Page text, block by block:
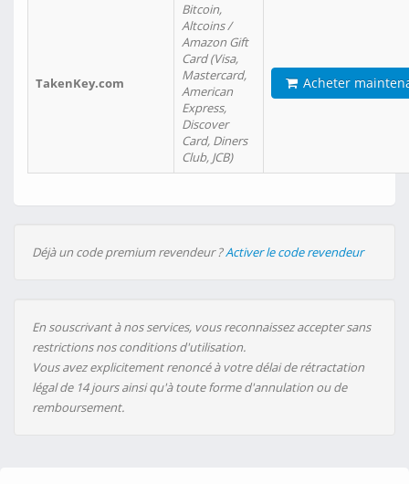
TakenKey.com
Bitcoin,
Altcoins /
Amazon Gift
Card (Visa,
Mastercard,
American
Express,
Discover
Card, Diners
Club, JCB)
Acheter
Déjà un code premium revendeur ?Activer le code revendeur
En souscrivant à nos services, vous reconnaissez accepter sans
restrictions nos conditions d'utilisation.
Vous avez explicitement renoncé à votre délai de rétractation
légal de 14 jours ainsi qu'à toute forme d'annulation ou de
remboursement.